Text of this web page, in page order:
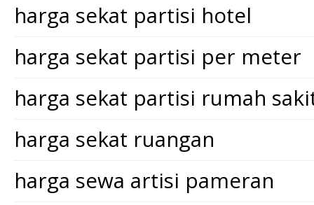
harga sekat partisi hotel
harga sekat partisi per meter
harga sekat partisi rumah
harga sekat ruangan
harga sewa artisi pameran